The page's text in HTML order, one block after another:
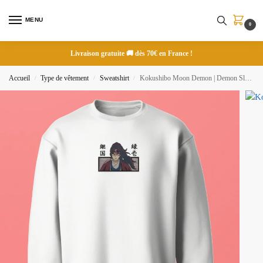
MENU
0
Livraison gratuite 🚚 dès 70€ en France !
Accueil / Type de vêtement / Sweatshirt / Kokushibo Moon Demon | Demon Slayer | Sweatshirt brodé